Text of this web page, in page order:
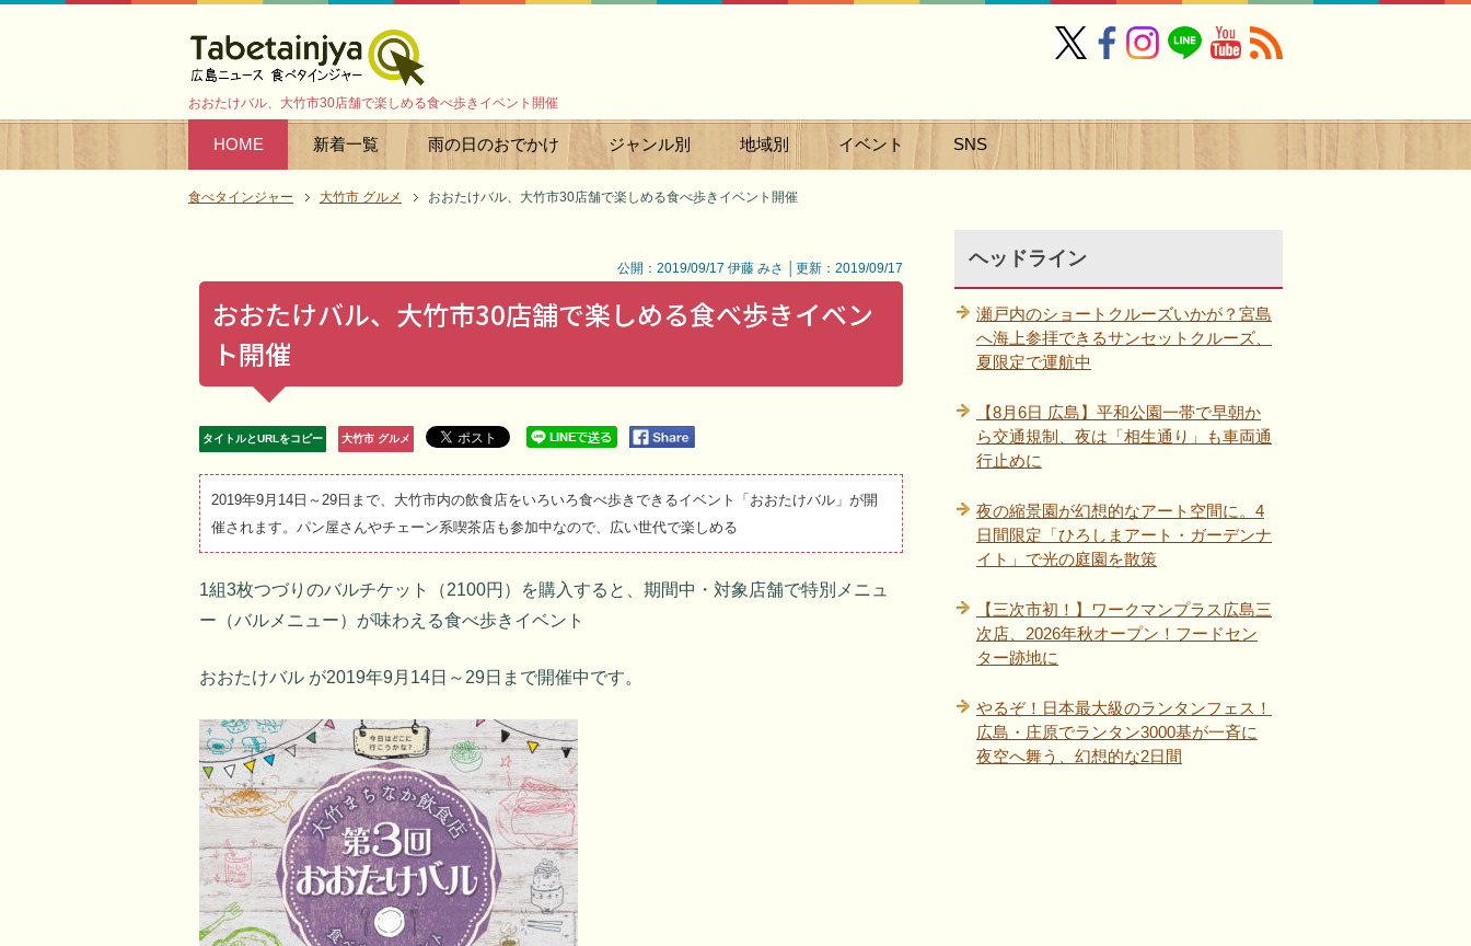
おおたけバル、大竹市30店舗で楽しめる食べ歩きイベント開催
HOME 新着一覧 雨の日のおでかけ ジャンル別 地域別 イベント SNS
食べタインジャー 大竹市 グルメ おおたけバル、大竹市30店舗で楽しめる食べ歩きイベント開催
公開：2019/09/17 伊藤 みさ │更新：2019/09/17
おおたけバル、大竹市30店舗で楽しめる食べ歩きイベン
ト開催
タイトルとURLをコピー 大竹市 グルメ
2019年9月14日～29日まで、大竹市内の飲食店をいろいろ食べ歩きできるイベント「おおたけバル」が開
催されます。パン屋さんやチェーン系喫茶店も参加中なので、広い世代で楽しめる
1組3枚つづりのバルチケット（2100円）を購入すると、期間中・対象店舗で特別メニュ
ー（バルメニュー）が味わえる食べ歩きイベント
おおたけバル が2019年9月14日～29日まで開催中です。
ヘッドライン
瀬戸内のショートクルーズいかが？宮島
へ海上参拝できるサンセットクルーズ、
夏限定で運航中
【8月6日 広島】平和公園一帯で早朝か
ら交通規制、夜は「相生通り」も車両通
行止めに
夜の縮景園が幻想的なアート空間に。4
日間限定「ひろしまアート・ガーデンナ
イト」で光の庭園を散策
【三次市初！】ワークマンプラス広島三
次店、2026年秋オープン！フードセン
ター跡地に
やるぞ！日本最大級のランタンフェス！
広島・庄原でランタン3000基が一斉に
夜空へ舞う、幻想的な2日間